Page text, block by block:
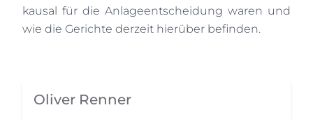
kausal für die Anlageentscheidung waren und
wie die Gerichte derzeit hierüber befinden.
Oliver Renner